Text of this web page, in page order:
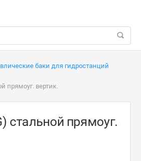
баки для гидростанций
прямоуг. вертик.
стальной прямоуг.